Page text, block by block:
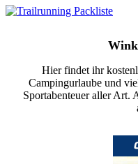
Hier findet ihr
Campingurlaube und
Sportabenteuer aller Art.